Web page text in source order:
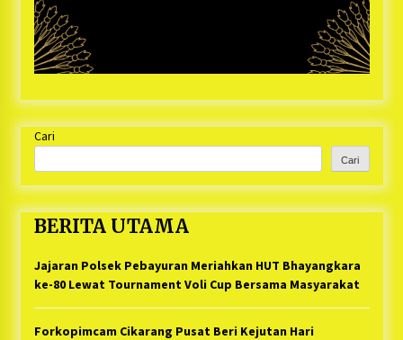
Cari
Cari
BERITA UTAMA
Jajaran Polsek Pebayuran Meriahkan HUT Bhayangkara
ke-80 Lewat Tournament Voli Cup Bersama Masyarakat
Forkopimcam Cikarang Pusat Beri Kejutan Hari